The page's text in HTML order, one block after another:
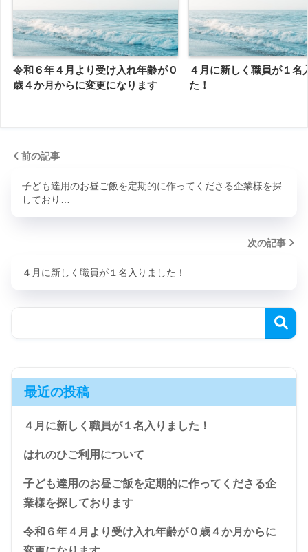
令和６年４月より受け入れ年齢が０
歳４か月からに変更になります
４月に新しく職員が１名
た！
前の記事
子ども達用のお昼ご飯を定期的に作ってくださる企業様を探
しており…
次の記事
４月に新しく職員が１名入りました！
最近の投稿
４月に新しく職員が１名入りました！
はれのひご利用について
子ども達用のお昼ご飯を定期的に作ってくださる企
業様を探しております
令和６年４月より受け入れ年齢が０歳４か月からに